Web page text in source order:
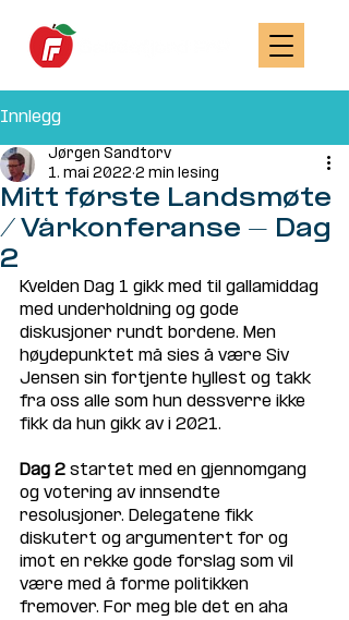
Innlegg
Mitt første Landsmøte
/ Vårkonferanse - Dag
2
Jørgen Sandtorv
1. mai 2022 2 min lesing
Kvelden Dag 1 gikk med til gallamiddag
med underholdning og gode
diskusjoner rundt bordene. Men
høydepunktet må sies å være Siv
Jensen sin fortjente hyllest og takk
fra oss alle som hun dessverre ikke
fikk da hun gikk av i 2021.
Dag 2 startet med en gjennomgang
og votering av innsendte
resolusjoner. Delegatene fikk
diskutert og argumentert for og
imot en rekke gode forslag som vil
være med å forme politikken
fremover. For meg ble det en aha